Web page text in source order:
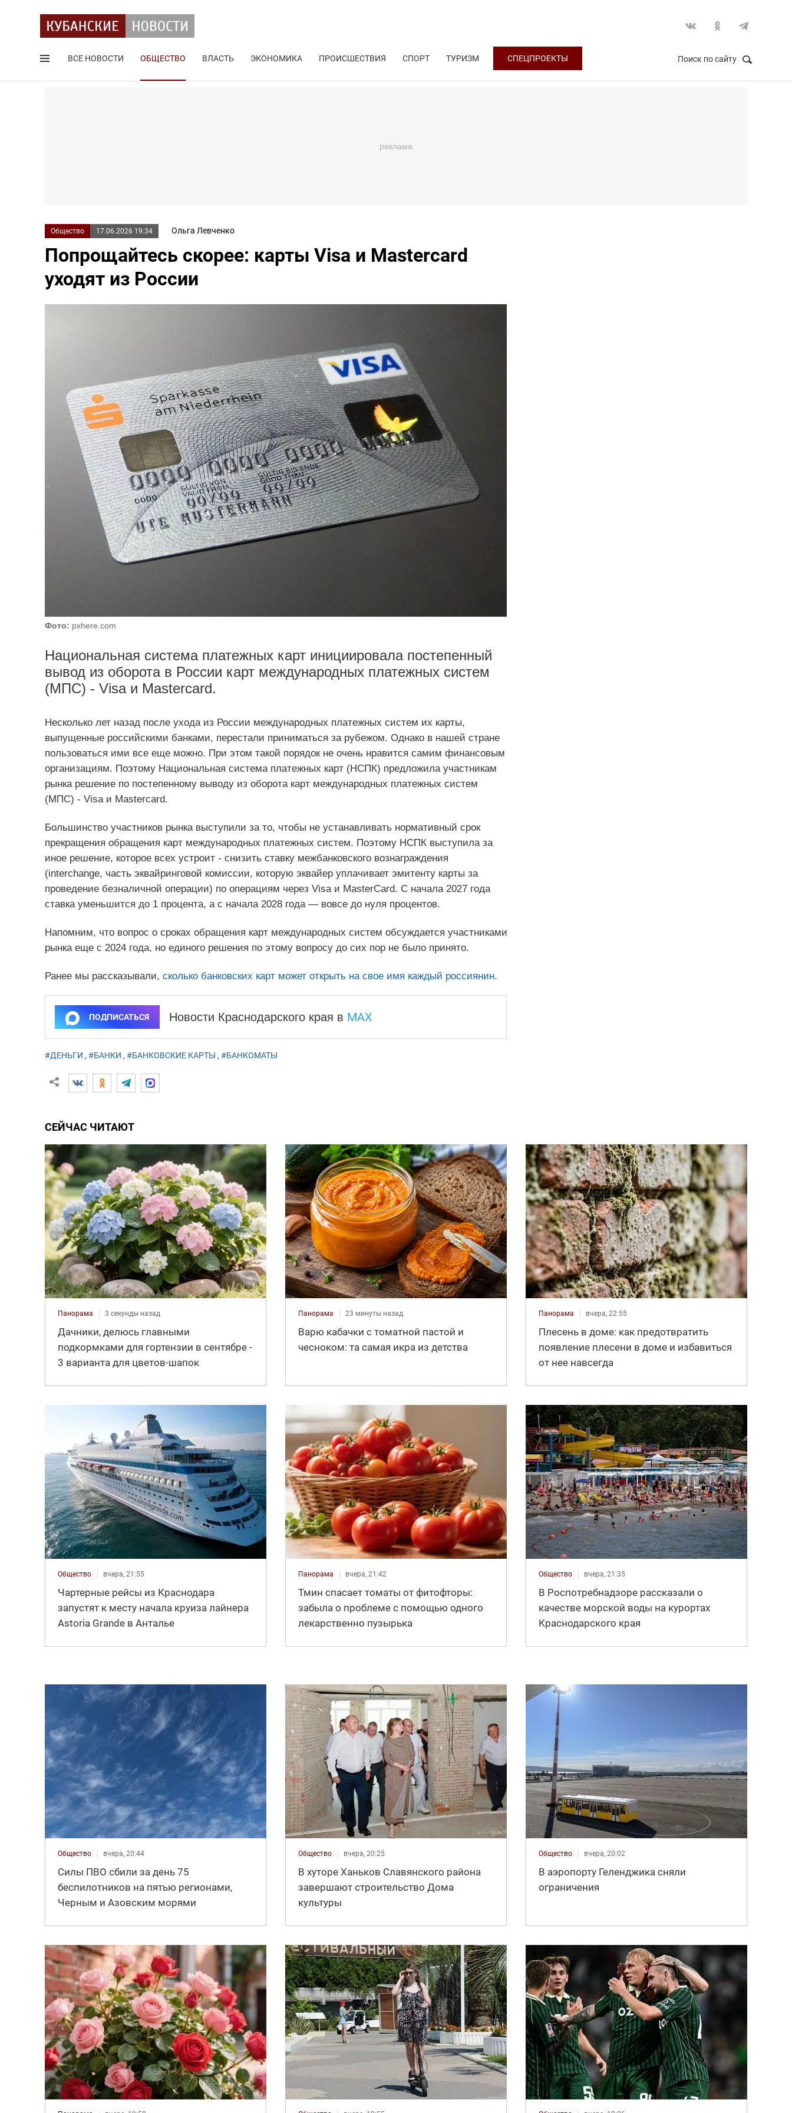
ВСЕ НОВОСТИ ОБЩЕСТВО ВЛАСТЬ ЭКОНОМИКА ПРОИСШЕСТВИЯ СПОРТ ТУРИЗМ СПЕЦПРОЕКТЫ Поиск по сайту
Общество 17.06.2026 19:34 Ольга Левченко
Попрощайтесь скорее: карты Visa и Mastercard
уходят из России
Фото: pxhere.com
Национальная система платежных карт инициировала постепенный
вывод из оборота в России карт международных платежных систем
(МПС) - Visa и Mastercard.
Несколько лет назад после ухода из России международных платежных систем их карты,
выпущенные российскими банками, перестали приниматься за рубежом. Однако в нашей стране
пользоваться ими все еще можно. При этом такой порядок не очень нравится самим финансовым
организациям. Поэтому Национальная система платежных карт (НСПК) предложила участникам
рынка решение по постепенному выводу из оборота карт международных платежных систем
(МПС) - Visa и Mastercard.
Большинство участников рынка выступили за то, чтобы не устанавливать нормативный срок
прекращения обращения карт международных платежных систем. Поэтому НСПК выступила за
иное решение, которое всех устроит - снизить ставку межбанковского вознаграждения
(interchange, часть эквайринговой комиссии, которую эквайер уплачивает эмитенту карты за
проведение безналичной операции) по операциям через Visa и MasterCard. С начала 2027 года
ставка уменьшится до 1 процента, а с начала 2028 года — вовсе до нуля процентов.
Напомним, что вопрос о сроках обращения карт международных систем обсуждается участниками
рынка еще с 2024 года, но единого решения по этому вопросу до сих пор не было принято.
Ранее мы рассказывали, сколько банковских карт может открыть на свое имя каждый россиянин.
ПОДПИСАТЬСЯ Новости Краснодарского края в MAX
#ДЕНЬГИ , #БАНКИ , #БАНКОВСКИЕ КАРТЫ , #БАНКОМАТЫ
СЕЙЧАС ЧИТАЮТ
Панорама 3 секунды назад
Дачники, делюсь главными
подкормками для гортензии в сентябре -
3 варианта для цветов-шапок
Панорама 23 минуты назад
Варю кабачки с томатной пастой и
чесноком: та самая икра из детства
Панорама вчера, 22:55
Плесень в доме: как предотвратить
появление плесени в доме и избавиться
от нее навсегда
Общество вчера, 21:55
Чартерные рейсы из Краснодара
запустят к месту начала круиза лайнера
Astoria Grande в Анталье
Панорама вчера, 21:42
Тмин спасает томаты от фитофторы:
забыла о проблеме с помощью одного
лекарственно пузырька
Общество вчера, 21:35
В Роспотребнадзоре рассказали о
качестве морской воды на курортах
Краснодарского края
Общество вчера, 20:44
Силы ПВО сбили за день 75
беспилотников на пятью регионами,
Черным и Азовским морями
Общество вчера, 20:25
В хуторе Ханьков Славянского района
завершают строительство Дома
культуры
Общество вчера, 20:02
В аэропорту Геленджика сняли
ограничения